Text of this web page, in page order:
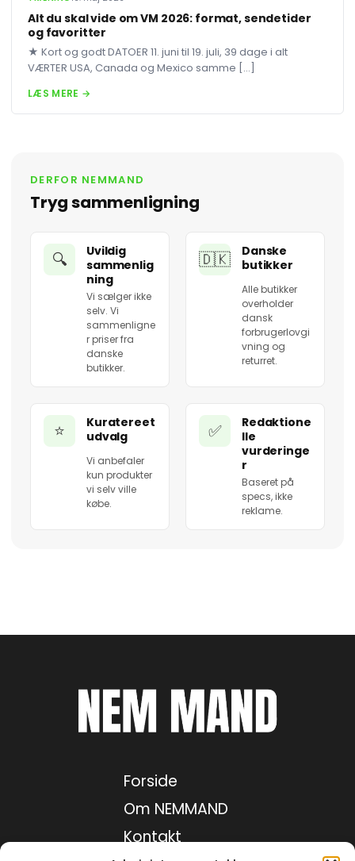
Alt du skal vide om VM 2026: format, sendetider
og favoritter
★ Kort og godt DATOER 11. juni til 19. juli, 39 dage i alt
VÆRTER USA, Canada og Mexico samme […]
LÆS MERE →
DERFOR NEMMAND
Tryg sammenligning
🔍
Uvildig
sammenlig
ning
Vi sælger ikke
selv. Vi
sammenligne
r priser fra
danske
butikker.
🇩🇰
Danske
butikker
Alle butikker
overholder
dansk
forbrugerlovgi
vning og
returret.
⭐
Kuratereet
udvalg
Vi anbefaler
kun produkter
vi selv ville
købe.
✅
Redaktione
lle
vurderinge
r
Baseret på
specs, ikke
reklame.
Forside
Om NEMMAND
Kontakt